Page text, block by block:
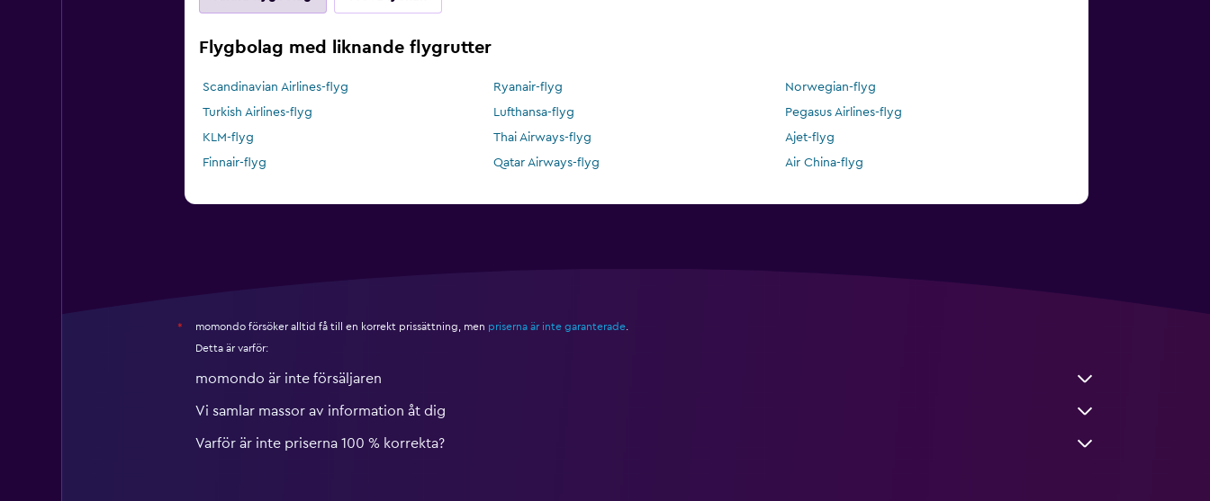
Flygbolag med liknande flygrutter
Scandinavian Airlines-flyg Ryanair-flyg
Norwegian-flyg
Turkish Airlines-flyg
Lufthansa-flyg
Pegasus Airlines-flyg
KLM-flyg
Thai Airways-flyg
Ajet-flyg
Finnair-flyg
Qatar Airways-flyg Air China-flyg
* momondo försöker alltid få till en korrekt prissättning, men priserna är inte garanterade.
Detta är varför:
momondo är inte försäljaren
Vi samlar massor av information åt dig
Varför är inte priserna 100 % korrekta?